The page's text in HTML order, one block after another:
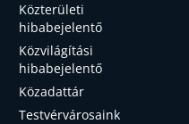
Közterületi
hibabejelentő
Közvilágítási
hibabejelentő
Közadattár
Testvérvárosaink